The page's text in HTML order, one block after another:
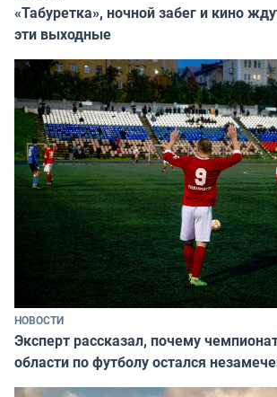
«Табуретка», ночной забег и кино
эти выходные
НОВОСТИ
Эксперт рассказал, почему
области по футболу остался